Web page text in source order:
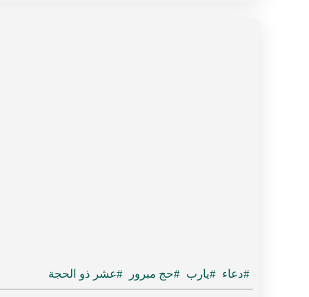
#دعاء #يارب #حج مبرور #عشر ذو الحجة